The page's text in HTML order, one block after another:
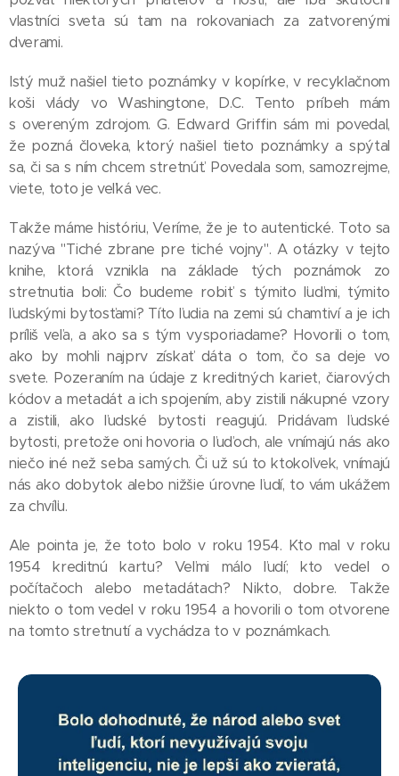
vlastníci sveta sú tam na rokovaniach za zatvorenými
dverami.
Istý muž našiel tieto poznámky v kopírke, v recyklačnom
koši vlády vo Washingtone, D.C. Tento príbeh mám
s overeným zdrojom. G. Edward Griffin sám mi povedal,
že pozná človeka, ktorý našiel tieto poznámky a spýtal
sa, či sa s ním chcem stretnúť. Povedala som, samozrejme,
viete, toto je veľká vec.
Takže máme históriu, Veríme, že je to autentické. Toto sa
nazýva "Tiché zbrane pre tiché vojny". A otázky v tejto
knihe, ktorá vznikla na základe tých poznámok zo
stretnutia boli: Čo budeme robiť s týmito ľuďmi, týmito
ľudskými bytosťami? Títo ľudia na zemi sú chamtiví a je ich
príliš veľa, a ako sa s tým vysporiadame? Hovorili o tom,
ako by mohli najprv získať dáta o tom, čo sa deje vo
svete. Pozeraním na údaje z kreditných kariet, čiarových
kódov a metadát a ich spojením, aby zistili nákupné vzory
a zistili, ako ľudské bytosti reagujú. Pridávam ľudské
bytosti, pretože oni hovoria o ľuďoch, ale vnímajú nás ako
niečo iné než seba samých. Či už sú to ktokoľvek, vnímajú
nás ako dobytok alebo nižšie úrovne ľudí, to vám ukážem
za chvíľu.
Ale pointa je, že toto bolo v roku 1954. Kto mal v roku
1954 kreditnú kartu? Veľmi málo ľudí; kto vedel o
počítačoch alebo metadátach? Nikto, dobre. Takže
niekto o tom vedel v roku 1954 a hovorili o tom otvorene
na tomto stretnutí a vychádza to v poznámkach.